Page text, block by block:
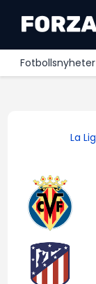
Fotbollsnyheter
Serie
Ligue 1
La